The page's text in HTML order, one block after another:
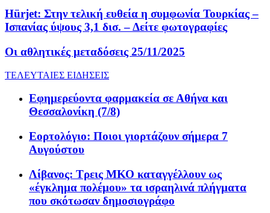
Hürjet: Στην τελική ευθεία η συμφωνία Τουρκίας –
Ισπανίας ύψους 3,1 δισ. – Δείτε φωτογραφίες
Οι αθλητικές μεταδόσεις 25/11/2025
ΤΕΛΕΥΤΑΙΕΣ ΕΙΔΗΣΕΙΣ
Εφημερεύοντα φαρμακεία σε Αθήνα και
Θεσσαλονίκη (7/8)
Εορτολόγιο: Ποιοι γιορτάζουν σήμερα 7
Αυγούστου
Λίβανος: Τρεις ΜΚΟ καταγγέλλουν ως
«έγκλημα πολέμου» τα ισραηλινά πλήγματα
που σκότωσαν δημοσιογράφο